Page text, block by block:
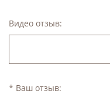
Видео отзыв:
* Ваш отзыв: